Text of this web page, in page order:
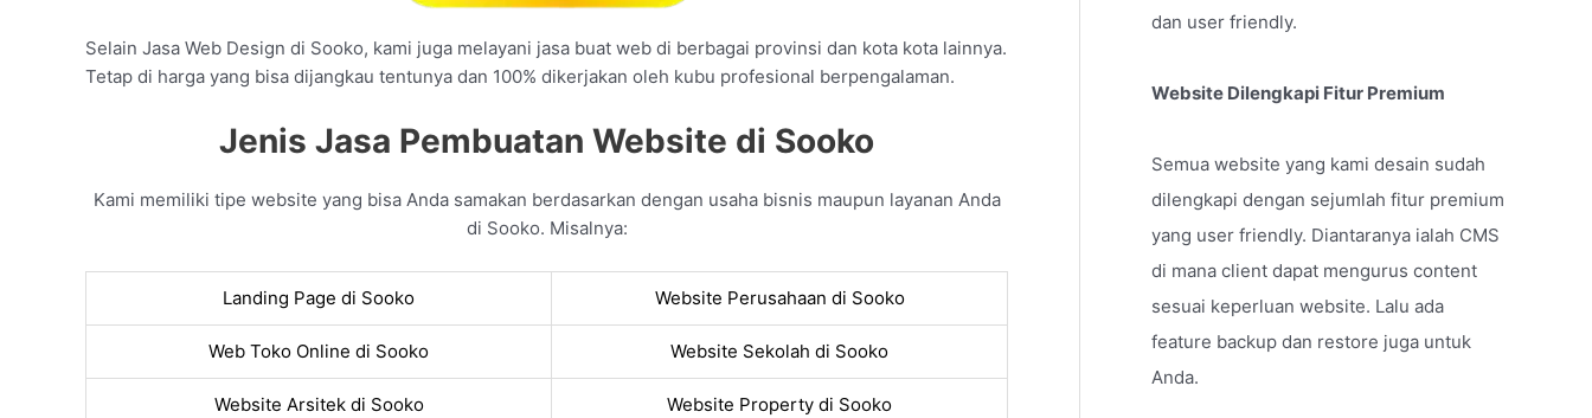
Selain Jasa Web Design di Sooko, kami juga melayani jasa buat web di berbagai provinsi dan kota kota lainnya.
Tetap di harga yang bisa dijangkau tentunya dan 100% dikerjakan oleh kubu profesional berpengalaman.
Jenis Jasa Pembuatan Website di Sooko
Kami memiliki tipe website yang bisa Anda samakan berdasarkan dengan usaha bisnis maupun layanan Anda
di Sooko. Misalnya:
Landing Page di Sooko Website Perusahaan di Sooko
Web Toko Online di Sooko Website Sekolah di Sooko
Website Arsitek di Sooko Website Property di Sooko
dan user friendly.
Website Dilengkapi Fitur Premium
Semua website yang kami desain sudah
dilengkapi dengan sejumlah fitur premium
yang user friendly. Diantaranya ialah CMS
di mana client dapat mengurus content
sesuai keperluan website. Lalu ada
feature backup dan restore juga untuk
Anda.